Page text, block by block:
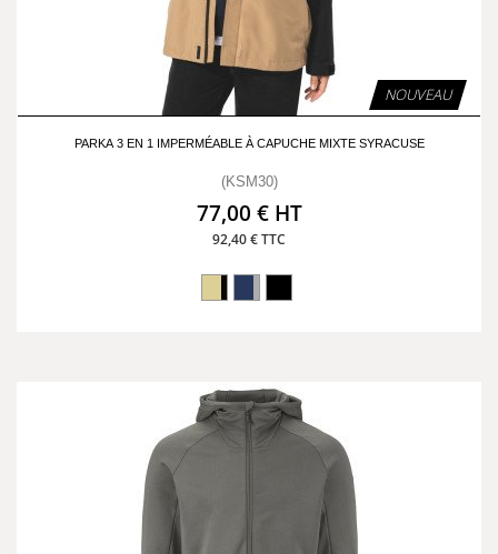
NOUVEAU
PARKA 3 EN 1 IMPERMÉABLE À CAPUCHE MIXTE SYRACUSE
(KSM30)
77,00 € HT
92,40 € TTC